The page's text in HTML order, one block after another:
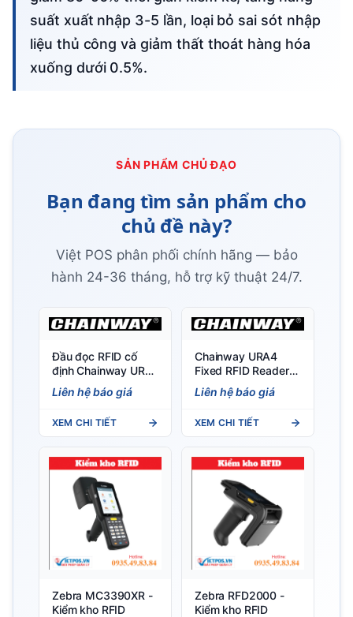
suất xuất nhập 3-5 lần, loại bỏ sai sót nhập
liệu thủ công và giảm thất thoát hàng hóa
xuống dưới 0.5%.
SẢN PHẨM CHỦ ĐẠO
Bạn đang tìm sản phẩm cho
chủ đề này?
Việt POS phân phối chính hãng — bảo
hành 24-36 tháng, hỗ trợ kỹ thuật 24/7.
Đầu đọc RFID cố
định Chainway UR4
4 cổng, chip Impinj E
Series
Liên hệ báo giá
XEM CHI TIẾT
Chainway URA4
Fixed RFID Reader
(Android 13) – 4
kênh, 1300+ tags/s
Liên hệ báo giá
XEM CHI TIẾT
Zebra MC3390XR -
Kiểm kho RFID
Zebra RFD2000 -
Kiểm kho RFID